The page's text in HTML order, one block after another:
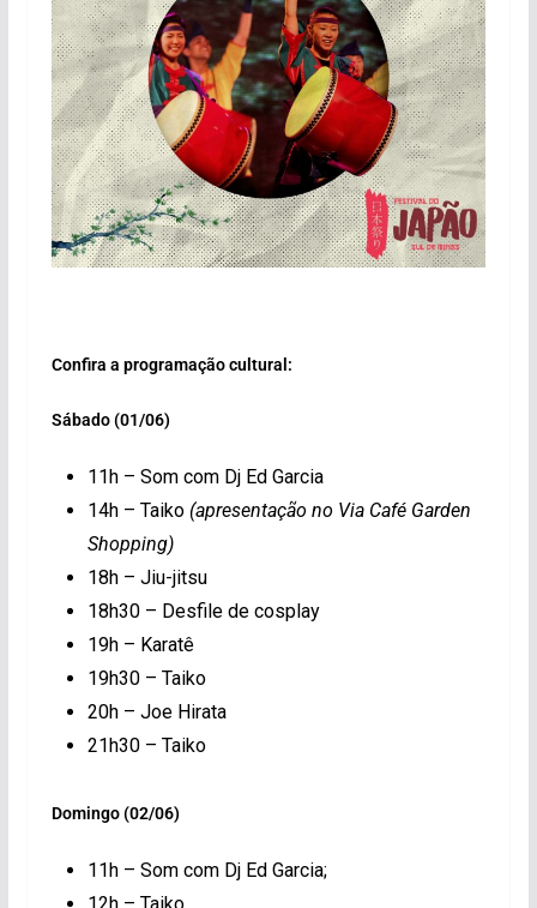
Confira a programação cultural:
Sábado (01/06)
11h – Som com Dj Ed Garcia
14h – Taiko (apresentação no Via Café Garden
Shopping)
18h – Jiu-jitsu
18h30 – Desfile de cosplay
19h – Karatê
19h30 – Taiko
20h – Joe Hirata
21h30 – Taiko
Domingo (02/06)
11h – Som com Dj Ed Garcia;
12h – Taiko